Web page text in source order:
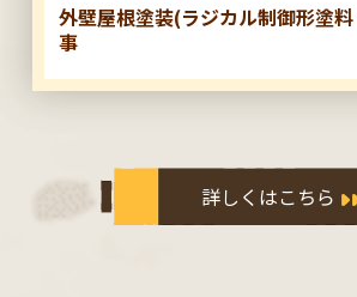
外壁屋根塗装(ラジカル制御形塗
事
詳しくはこちら